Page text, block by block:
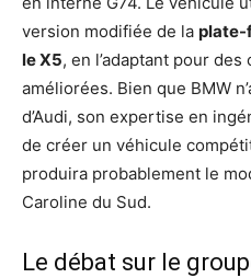
version modifiée de la plate-
le X5, en l’adaptant pour
améliorées. Bien que BMW
d’Audi, son expertise en
de créer un véhicule
produira probablement le
Caroline du Sud.
Le débat sur le